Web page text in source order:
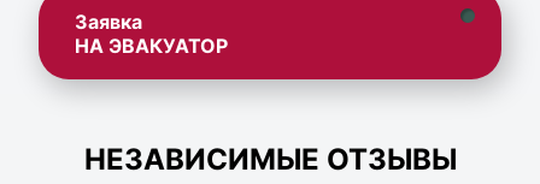
Заявка
НА ЭВАКУАТОР
НЕЗАВИСИМЫЕ ОТЗЫВЫ